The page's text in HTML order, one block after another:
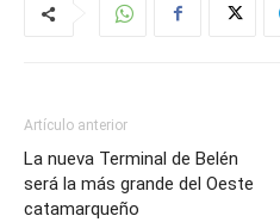
Artículo anterior
La nueva Terminal de Belén
será la más grande del Oeste
catamarqueño